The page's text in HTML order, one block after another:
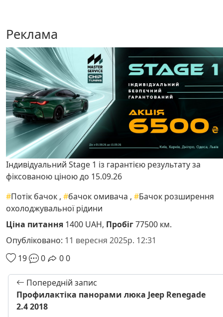
Реклама
Індивідуальний Stage 1 із гарантією результату за
фіксованою ціною до 15.09.26
#Потік бачок , #бачок омивача , #Бачок розширення
охолоджувальної рідини
Ціна питання 1400 UAH, Пробіг77500 км.
Опубліковано: 11 вересня 2025р. 12:31
19
0 00
Попередній запис
Профилактіка панорами люка Jeep Renegade
2.4 2018